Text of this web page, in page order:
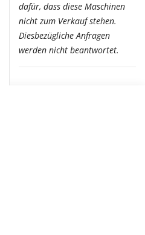
dafür, dass diese Maschinen
nicht zum Verkauf stehen.
Diesbezügliche Anfragen
werden nicht beantwortet.